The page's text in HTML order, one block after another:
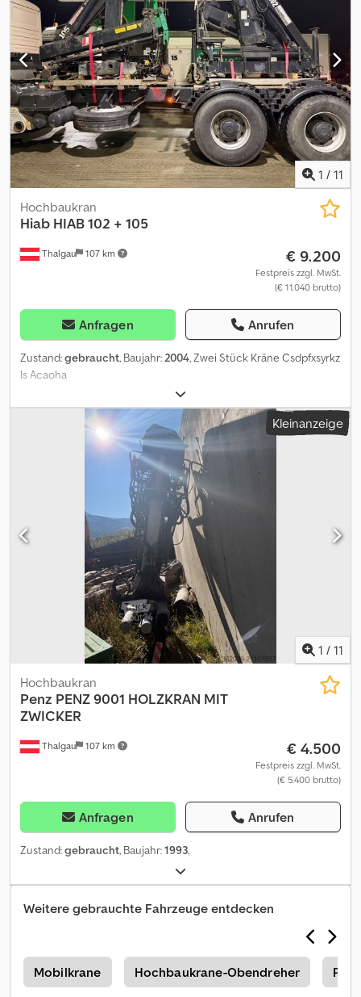
1 / 11
Thalgau 107 km
Hochbaukran
Hiab HIAB 102 + 105
€ 9.200
Festpreis zzgl. MwSt.
(€ 11.040 brutto)
Anfragen Anrufen
Zustand:gebraucht, Baujahr: 2004, Zwei Stück Kräne Csdpfxsyrkz
Is Acaoha
Kleinanzeige
1 / 11
Thalgau 107 km
Hochbaukran
Penz PENZ 9001 HOLZKRAN MIT
ZWICKER
€ 4.500
Festpreis zzgl. MwSt.
(€ 5.400 brutto)
Anfragen Anrufen
Zustand:gebraucht, Baujahr:1993,
Weitere gebrauchte Fahrzeuge entdecken
Mobilkrane Hochbaukrane-Obendreher